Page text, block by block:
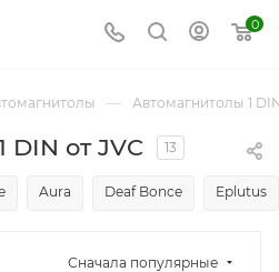
0
— Автомагнитолы 1
DIN от JVC 13
Aura Deaf Bonce Eplutus
Сначала популярные